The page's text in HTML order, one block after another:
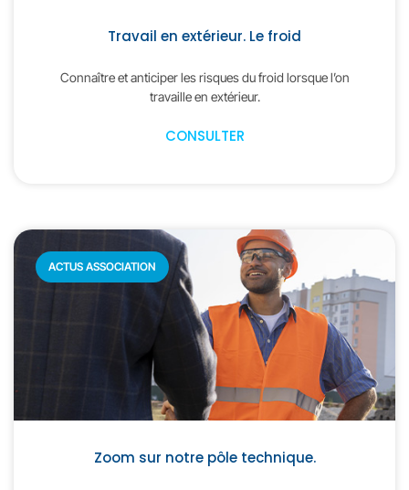
Travail en extérieur. Le froid
Connaître et anticiper les risques du froid lorsque l’on
travaille en extérieur.
CONSULTER
ACTUS ASSOCIATION
Zoom sur notre pôle technique.